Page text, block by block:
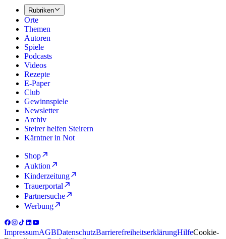
Rubriken
Orte
Themen
Autoren
Spiele
Podcasts
Videos
Rezepte
E-Paper
Club
Gewinnspiele
Newsletter
Archiv
Steirer helfen Steirern
Kärntner in Not
Shop
Auktion
Kinderzeitung
Trauerportal
Partnersuche
Werbung
ImpressumAGBDatenschutzBarrierefreiheitserklärungHilfeCookie-